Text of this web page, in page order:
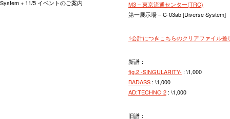
System + 11/5 イベントのご案内
M3 – 東京流通センター(TRC)
第一展示場 – C-03ab [Diverse System]
1会計につきこちらのクリアファイル差
新譜：
fig.2 -SINGULARITY- : \1,000
BADASS : \1,000
AD:TECHNO 2 : \1,000
旧譜：